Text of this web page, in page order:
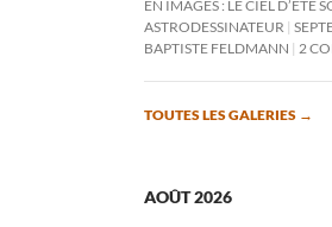
EN IMAGES : LE CIEL D’ÉTÉ
ASTRODESSINATEUR
BAPTISTE FELDMANN
2
TOUTES LES GALERIES →
AOÛT 2026